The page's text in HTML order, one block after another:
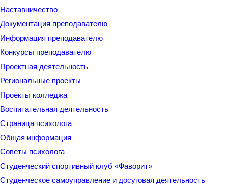
Наставничество
Документация преподавателю
Информация преподавателю
Конкурсы преподавателю
Проектная деятельность
Региональные проекты
Проекты колледжа
Воспитательная деятельность
Страница психолога
Общая информация
Советы психолога
Студенческий спортивный клуб «Фаворит»
Студенческое самоуправление и досуговая деятельность